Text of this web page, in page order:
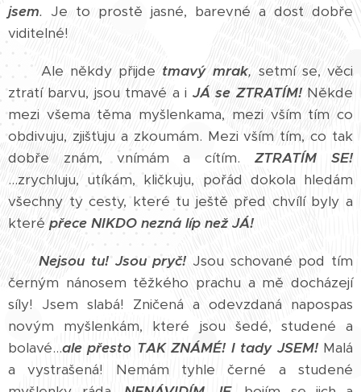
jsem. Je to prostě jasné, barevné a dost dobře
viditelné!
Ale někdy přijde tmavý mrak, setmí se, věci
ztratí barvu, jsou tmavé a i JÁ se ZTRATÍM!Někde
mezi všema těma myšlenkama, mezi vším tím co
obdivuju, zjišťuju a zkoumám. Mezi vším tím, co tak
dobře znám, vnímám a cítím.ZTRATÍM SE!
...zrychluju, utíkám, kličkuju, pořád dokola hledám
všechny ty cesty, které tu ještě před chvílí byly a
kterépřece NIKDO nezná líp než JÁ!
Nejsou tu! Jsou pryč! Jsou schované pod tím
černým nánosem těžkého prachu a mě docházejí
síly! Jsem slabá! Zničená a odevzdaná napospas
novým myšlenkám, které jsou šedé, studené a
bolavé...ale přesto TAK ZNÁMÉ! I tady JSEM! Malá
a vystrašená! Nemám tyhle černé a studené